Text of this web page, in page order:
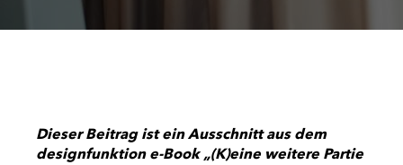
Dieser Beitrag ist ein Ausschnitt aus dem
designfunktion e-Book „(K)eine weitere Partie